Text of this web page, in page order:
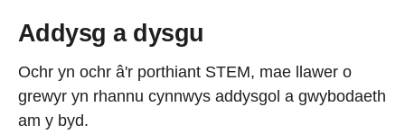
Addysg a dysgu
Ochr yn ochr â'r porthiant STEM, mae llawer o
grewyr yn rhannu cynnwys addysgol a gwybodaeth
am y byd.